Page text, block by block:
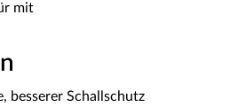
mit
besserer Schallschutz